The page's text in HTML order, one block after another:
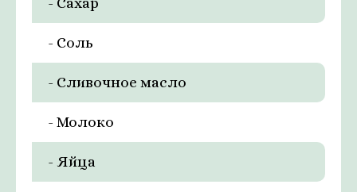
- Соль
- Сливочное масло
- Молоко
- Яйца